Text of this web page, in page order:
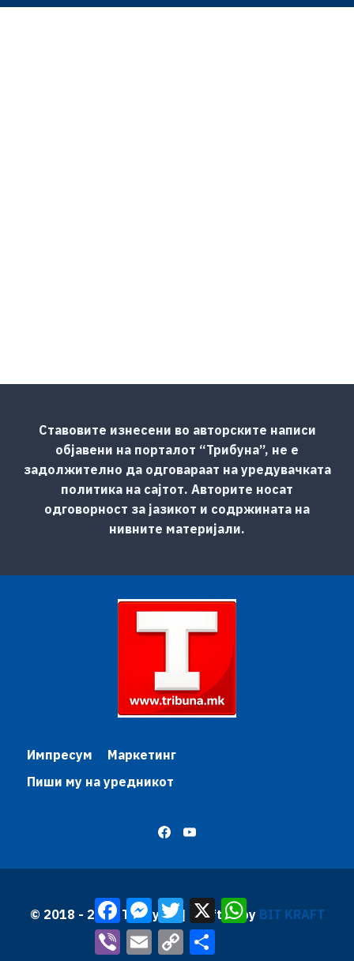
Ставовите изнесени во авторските написи
објавени на порталот “Трибуна”, не е
задолжително да одговараат на уредувачката
политика на сајтот. Авторите носат
одговорност за јазикот и содржината на
нивните материјали.
Импресум
Маркетинг
Пиши му на уредникот
© 2018 - 2026 Трибуна | Krafted by BIT KRAFT
FacebookMessenger
TwitterX
Viber
Email Copy
Link